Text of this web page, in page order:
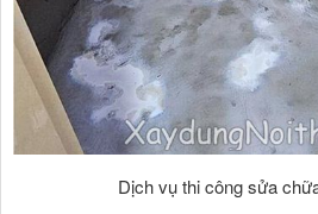
Dịch vụ thi công sửa